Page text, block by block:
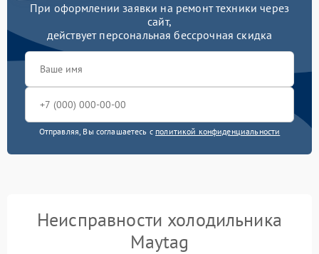
При оформлении заявки на ремонт техники через
сайт,
действует персональная бессрочная скидка
Отправляя, Вы соглашаетесь с политикой конфиденциальности
Неисправности холодильника
Maytag